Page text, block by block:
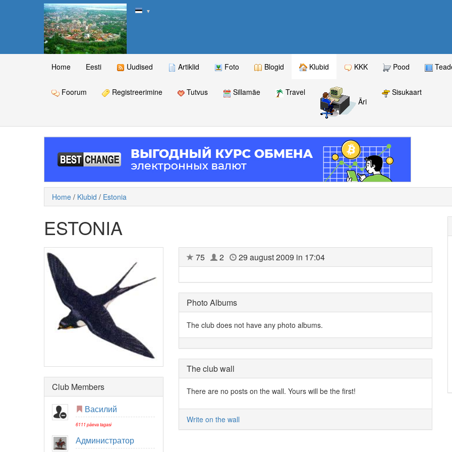
▼
Home Eesti Uudised Artiklid Foto Blogid Klubid KKK Pood
Foorum Registreerimine Tutvus Sillamäe
Travel
Äri
Sisukaart
Home / Klubid / Estonia
ESTONIA
Club Members
Василий
6111 päeva tagasi
Администратор
75 2 29 august 2009 in 17:04
Photo Albums
The club does not have any photo albums.
The club wall
There are no posts on the wall. Yours will be the first!
Write on the wall